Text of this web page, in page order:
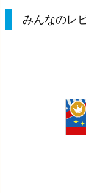
みんなのレ